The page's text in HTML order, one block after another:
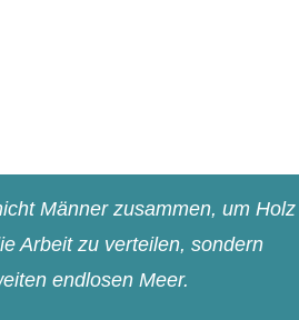
Männer zusammen, um Holz
Arbeit zu verteilen, sondern
endlosen Meer.